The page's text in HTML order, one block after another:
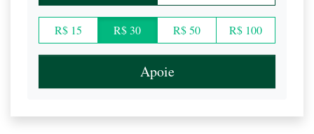
R$ 15 R$ 30 R$ 50 R$ 100
Apoie